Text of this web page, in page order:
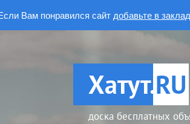
Вам понравился сайт добавьте в
Хатут.RU
доска бесплатных